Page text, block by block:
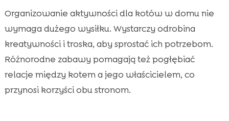
Organizowanie aktywności dla kotów w domu nie
wymaga dużego wysiłku. Wystarczy odrobina
kreatywności i troska, aby sprostać ich potrzebom.
Różnorodne zabawy pomagają też pogłębiać
relacje między kotem a jego właścicielem, co
przynosi korzyści obu stronom.